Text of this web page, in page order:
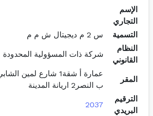
الإسم
التجاري
التسمية
س 2 م ديجيتال ش م م
النظام
القانوني
شركة ذات المسؤولية المحدودة
المقر
عمارة أ شقة1 شارع لمين
ب النصر2 اريانة المدينة
الترقيم
البريدي
2037